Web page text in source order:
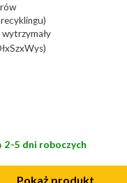
2-5 dni roboczych
Pokaż produkt